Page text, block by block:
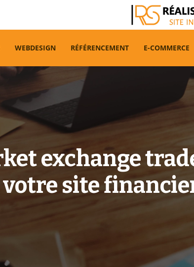
WEBDESIGN RÉFÉRENCEMENT E-COMMERCE
exchange
site